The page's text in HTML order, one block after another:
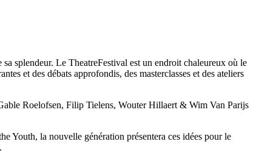
splendeur. Le TheatreFestival est un endroit chaleureux où le
et des débats approfondis, des masterclasses et des ateliers
Roelofsen, Filip Tielens, Wouter Hillaert & Wim Van Parijs
Youth, la nouvelle génération présentera ces idées pour le